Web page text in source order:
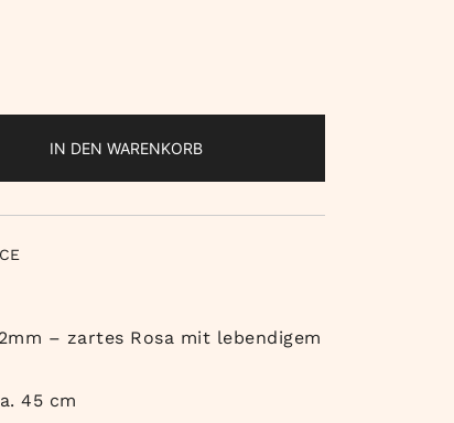
IN DEN WARENKORB
– zartes Rosa mit lebendigem
45 cm